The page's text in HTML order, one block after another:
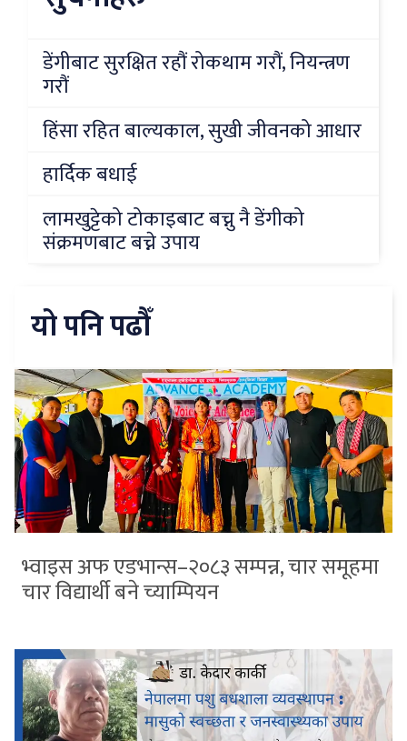
डेंगीबाट सुरक्षित रहौं रोकथाम गरौं, नियन्त्रण
गरौं
हिंसा रहित बाल्यकाल, सुखी जीवनको आधार
हार्दिक बधाई
लामखुट्टेको टोकाइबाट बच्नु नै डेंगीको
संक्रमणबाट बच्ने उपाय
यो पनि पढौँ
भ्वाइस अफ एडभान्स–२०८३ सम्पन्न, चार समूहमा
चार विद्यार्थी बने च्याम्पियन